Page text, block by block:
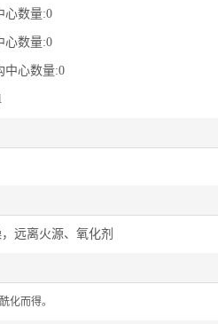
心数量:0
心数量:0
中心数量:0
远离火源、氧化剂
化而得。